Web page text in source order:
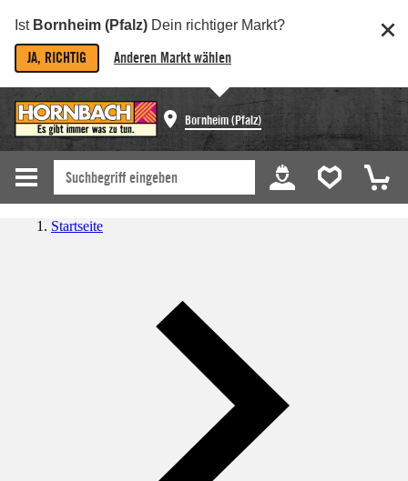
Ist Bornheim (Pfalz) Dein richtiger Markt?
JA, RICHTIG Anderen Markt wählen
Bornheim (Pfalz)
Startseite